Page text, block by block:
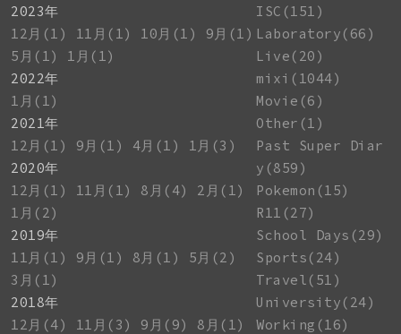
2023年
12月(1)
11月(1) 10月(1)
9月(1)
5月(1)
1月(1)
2022年
1月(1)
2021年
12月(1)
9月(1) 4月(1)
1月(3)
2020年
12月(1)
11月(1) 8月(4)
2月(1)
1月(2)
2019年
11月(1)
9月(1) 8月(1)
5月(2)
3月(1)
2018年
12月(4)
11月(3) 9月(9)
8月(1)
ISC(151)
Laboratory(66)
Live(20)
mixi(1044)
Movie(6)
Other(1)
Past Super Diar
y(859)
Pokemon(15)
R11(27)
School Days(29)
Sports(24)
Travel(51)
University(24)
Working(16)